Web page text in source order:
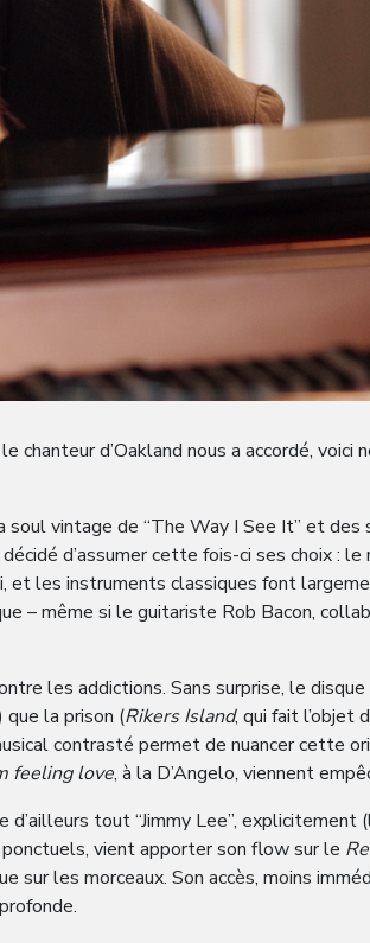
d’Oakland nous a accordé, voici
vintage de “The Way I See It” et
d’assumer cette fois-ci ses choix :
et les instruments classiques font
– même si le guitariste Rob Bacon,
les addictions. Sans surprise, le
que la prison (Rikers Island, qui fait l’objet
contrasté permet de nuancer cette
feeling love, à la D’Angelo, viennent
tout “Jimmy Lee”, explicitement
ponctuels, vient apporter son flow sur le
les morceaux. Son accès, moins